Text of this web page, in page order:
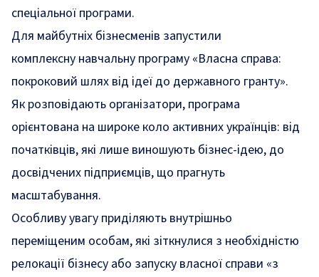
спеціальної програми.
Для майбутніх бізнесменів запустили
комплексну навчальну програму «Власна справа:
покроковий шлях від ідеї до державного гранту».
Як розповідають організатори, програма
орієнтована на широке коло активних українців: від
початківців, які лише виношують бізнес-ідею, до
досвідчених підприємців, що прагнуть
масштабування.
Особливу увагу приділяють внутрішньо
переміщеним особам, які зіткнулися з необхідністю
релокації бізнесу або запуску власної справи «з